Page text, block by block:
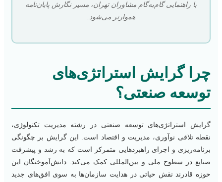
با راهنمایی گام‌به‌گام مشاوران تهران، مسیر نگارش پایان‌نامه
هموارتر می‌شود.
چرا گرایش استراتژی‌های
توسعه صنعتی؟
گرایش استراتژی‌های توسعه صنعتی در رشته مدیریت تکنولوژی،
نقطه تلاقی نوآوری، مدیریت و اقتصاد است. این گرایش بر چگونگی
برنامه‌ریزی و اجرای راهبردهایی متمرکز است که به رشد و پیشرفت
صنایع در سطوح ملی و بین‌المللی کمک می‌کند. دانش‌آموختگان این
حوزه قادرند نقش حیاتی در هدایت سازمان‌ها به سوی افق‌های جدید